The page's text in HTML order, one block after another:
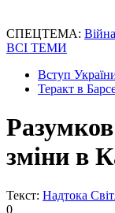
СПЕЦТЕМА:
ВСІ ТЕМИ
Вступ
Теракт в
Разумков
зміни в
Текст: Надтока
0